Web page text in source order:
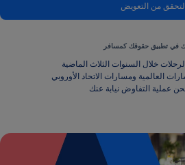
من التعويض
في تطبيق حقوقك كمسافر
خلال السنوات الثلاث الماضية
العالمية ومسارات الاتحاد الأوروبي
عملية التفاوض نيابة عنك